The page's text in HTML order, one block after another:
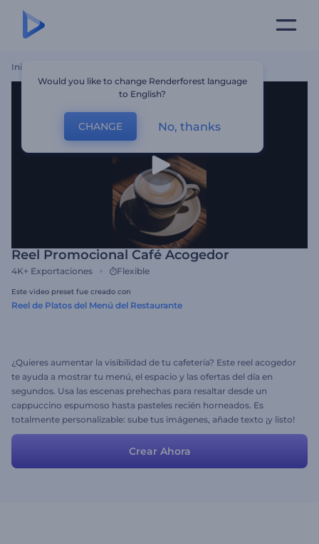
Inicio
Reel Promocional Café Acogedor
4K+ Exportaciones Flexible
Este video preset fue creado con
Reel de Platos del Menú del Restaurante
¿Quieres aumentar la visibilidad de tu cafetería? Este reel acogedor
te ayuda a mostrar tu menú, el espacio y las ofertas del día en
segundos. Usa las escenas prehechas para resaltar desde un
cappuccino espumoso hasta pasteles recién horneados. Es
totalmente personalizable: sube tus imágenes, añade texto ¡y listo!
Crea ahora y aumenta el engagement en todas tus redes sociales.
Crear Ahora
Would you like to change Renderforest language
to English?
CHANGE No, thanks